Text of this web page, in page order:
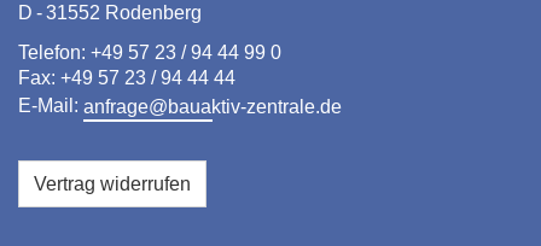
D - 31552 Rodenberg
Telefon: +49 57 23 / 94 44 99 0
Fax: +49 57 23 / 94 44 44
E-Mail: anfrage@bauaktiv-zentrale.de
Vertrag widerrufen